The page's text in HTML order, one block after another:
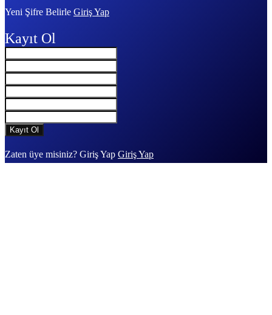
Yeni Şifre Belirle Giriş Yap
Kayıt Ol
Zaten üye misiniz? Giriş Yap Giriş Yap